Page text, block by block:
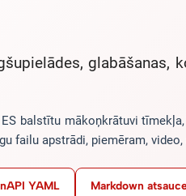
glabāšanas,
balstītu mākoņkrātuvi
failu apstrādi, piemēram,
YAML Markdown